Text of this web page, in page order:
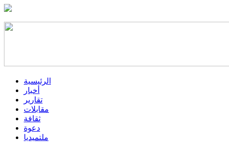
الرئيسية
أخبار
تقارير
مقابلات
ثقافة
دعوة
ملتميديا